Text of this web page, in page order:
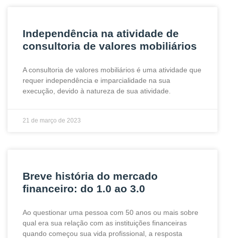
Independência na atividade de
consultoria de valores mobiliários
A consultoria de valores mobiliários é uma atividade que
requer independência e imparcialidade na sua
execução, devido à natureza de sua atividade.
21 de março de 2023
Breve história do mercado
financeiro: do 1.0 ao 3.0
Ao questionar uma pessoa com 50 anos ou mais sobre
qual era sua relação com as instituições financeiras
quando começou sua vida profissional, a resposta